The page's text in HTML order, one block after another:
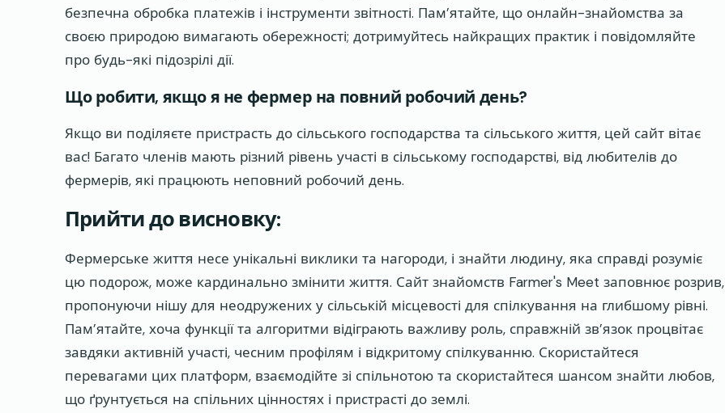
безпечна обробка платежів і інструменти звітності. Пам’ятайте, що онлайн-знайомства за
своєю природою вимагають обережності; дотримуйтесь найкращих практик і повідомляйте
про будь-які підозрілі дії.
Що робити, якщо я не фермер на повний робочий день?
Якщо ви поділяєте пристрасть до сільського господарства та сільського життя, цей сайт вітає
вас! Багато членів мають різний рівень участі в сільському господарстві, від любителів до
фермерів, які працюють неповний робочий день.
Прийти до висновку:
Фермерське життя несе унікальні виклики та нагороди, і знайти людину, яка справді розуміє
цю подорож, може кардинально змінити життя. Сайт знайомств Farmer's Meet заповнює розрив,
пропонуючи нішу для неодружених у сільській місцевості для спілкування на глибшому рівні.
Пам’ятайте, хоча функції та алгоритми відіграють важливу роль, справжній зв’язок процвітає
завдяки активній участі, чесним профілям і відкритому спілкуванню. Скористайтеся
перевагами цих платформ, взаємодійте зі спільнотою та скористайтеся шансом знайти любов,
що ґрунтується на спільних цінностях і пристрасті до землі.